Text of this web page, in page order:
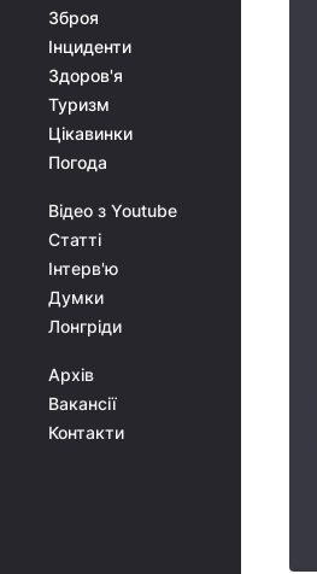
Зброя
Інциденти
Здоров'я
Туризм
Цікавинки
Погода
Відео з Youtube
Статті
Інтерв'ю
Думки
Лонгріди
Архів
Вакансії
Контакти